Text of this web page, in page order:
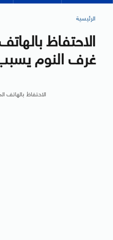
الرئيسية
الاحتفاظ
غرف النوم